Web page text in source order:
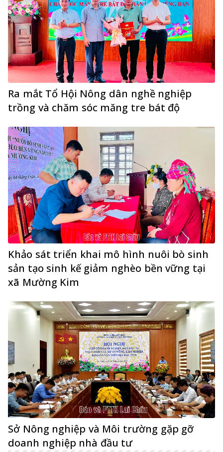
Ra mắt Tổ Hội Nông dân nghề nghiệp
trồng và chăm sóc măng tre bát độ
Khảo sát triển khai mô hình nuôi bò sinh
sản tạo sinh kế giảm nghèo bền vững tại
xã Mường Kim
Sở Nông nghiệp và Môi trường gặp gỡ
doanh nghiệp nhà đầu tư